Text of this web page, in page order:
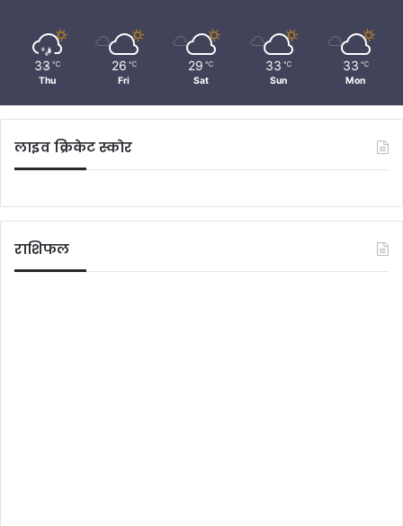
33 ℃
Thu
26 ℃
Fri
29 ℃
Sat
33 ℃
Sun
33 ℃
Mon
लाइव क्रिकेट स्कोर
राशिफल